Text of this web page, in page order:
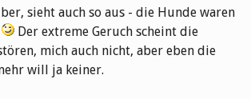
sieht auch so aus - die Hunde waren
Der extreme Geruch scheint die
mich auch nicht, aber eben die
will ja keiner.